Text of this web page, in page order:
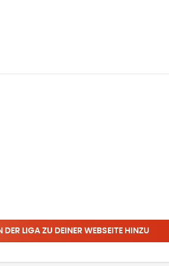
DER LIGA ZU DEINER WEBSEITE HINZU